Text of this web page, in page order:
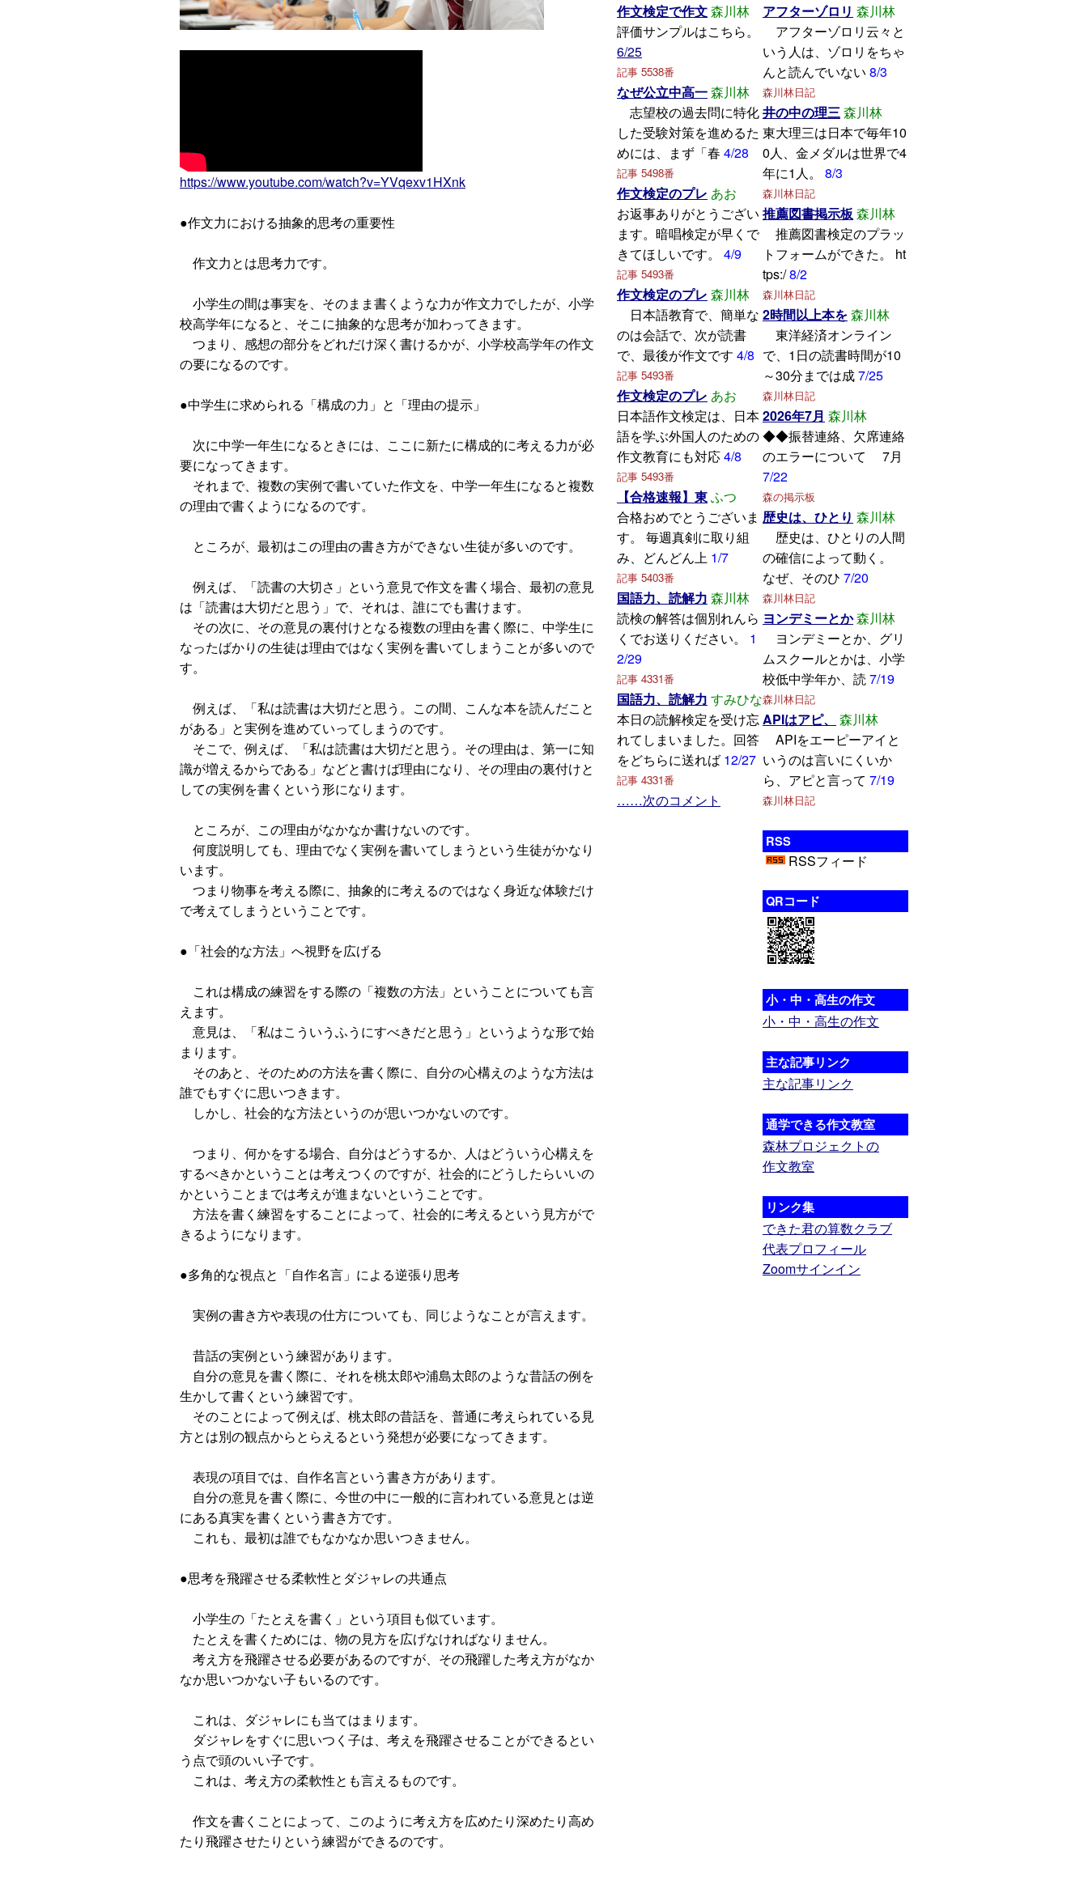
https://www.youtube.com/watch?v=YVqexv1HXnk
●作文力における抽象的思考の重要性
作文力とは思考力です。
小学生の間は事実を、そのまま書くような力が作文力でしたが、小学
校高学年になると、そこに抽象的な思考が加わってきます。
つまり、感想の部分をどれだけ深く書けるかが、小学校高学年の作文
の要になるのです。
●中学生に求められる「構成の力」と「理由の提示」
次に中学一年生になるときには、ここに新たに構成的に考える力が必
要になってきます。
それまで、複数の実例で書いていた作文を、中学一年生になると複数
の理由で書くようになるのです。
ところが、最初はこの理由の書き方ができない生徒が多いのです。
例えば、「読書の大切さ」という意見で作文を書く場合、最初の意見
は「読書は大切だと思う」で、それは、誰にでも書けます。
その次に、その意見の裏付けとなる複数の理由を書く際に、中学生に
なったばかりの生徒は理由ではなく実例を書いてしまうことが多いので
す。
例えば、「私は読書は大切だと思う。この間、こんな本を読んだこと
がある」と実例を進めていってしまうのです。
そこで、例えば、「私は読書は大切だと思う。その理由は、第一に知
識が増えるからである」などと書けば理由になり、その理由の裏付けと
しての実例を書くという形になります。
ところが、この理由がなかなか書けないのです。
何度説明しても、理由でなく実例を書いてしまうという生徒がかなり
います。
つまり物事を考える際に、抽象的に考えるのではなく身近な体験だけ
で考えてしまうということです。
●「社会的な方法」へ視野を広げる
これは構成の練習をする際の「複数の方法」ということについても言
えます。
意見は、「私はこういうふうにすべきだと思う」というような形で始
まります。
そのあと、そのための方法を書く際に、自分の心構えのような方法は
誰でもすぐに思いつきます。
しかし、社会的な方法というのが思いつかないのです。
つまり、何かをする場合、自分はどうするか、人はどういう心構えを
するべきかということは考えつくのですが、社会的にどうしたらいいの
かということまでは考えが進まないということです。
方法を書く練習をすることによって、社会的に考えるという見方がで
きるようになります。
●多角的な視点と「自作名言」による逆張り思考
実例の書き方や表現の仕方についても、同じようなことが言えます。
昔話の実例という練習があります。
自分の意見を書く際に、それを桃太郎や浦島太郎のような昔話の例を
生かして書くという練習です。
そのことによって例えば、桃太郎の昔話を、普通に考えられている見
方とは別の観点からとらえるという発想が必要になってきます。
表現の項目では、自作名言という書き方があります。
自分の意見を書く際に、今世の中に一般的に言われている意見とは逆
にある真実を書くという書き方です。
これも、最初は誰でもなかなか思いつきません。
●思考を飛躍させる柔軟性とダジャレの共通点
小学生の「たとえを書く」という項目も似ています。
たとえを書くためには、物の見方を広げなければなりません。
考え方を飛躍させる必要があるのですが、その飛躍した考え方がなか
なか思いつかない子もいるのです。
これは、ダジャレにも当てはまります。
ダジャレをすぐに思いつく子は、考えを飛躍させることができるとい
う点で頭のいい子です。
これは、考え方の柔軟性とも言えるものです。
作文を書くことによって、このように考え方を広めたり深めたり高め
たり飛躍させたりという練習ができるのです。
作文検定で作文森川林
評価サンプルはこちら。
6/25
記事 5538番
なぜ公立中高一森川林
志望校の過去問に特化
した受験対策を進めるた
めには、まず「春 4/28
記事 5498番
作文検定のプレ あお
お返事ありがとうござい
ます。暗唱検定が早くで
きてほしいです。
4/9
記事 5493番
作文検定のプレ 森川林
日本語教育で、簡単な
のは会話で、次が読書
で、最後が作文です 4/8
記事 5493番
作文検定のプレ あお
日本語作文検定は、日本
語を学ぶ外国人のための
作文教育にも対応4/8
記事 5493番
【合格速報】東ふつ
合格おめでとうございま
す。 毎週真剣に取り組
み、どんどん上 1/7
記事 5403番
国語力、読解力 森川林
読検の解答は個別れんら
くでお送りください。
1
2/29
記事 4331番
国語力、読解力 すみひな
本日の読解検定を受け忘
れてしまいました。回答
をどちらに送れば 12/27
記事 4331番
……次のコメント
アフターゾロリ 森川林
アフターゾロリ云々と
いう人は、ゾロリをちゃ
んと読んでいない 8/3
森川林日記
井の中の理三森川林
東大理三は日本で毎年10
0人、金メダルは世界で4
年に1人。 8/3
森川林日記
推薦図書掲示板森川林
推薦図書検定のプラッ
トフォームができた。 ht
tps:/8/2
森川林日記
2時間以上本を森川林
東洋経済オンライン
で、1日の読書時間が10
～30分までは成7/25
森川林日記
2026年7月 森川林
◆◆振替連絡、欠席連絡
のエラーについて 7月
7/22
森の掲示板
歴史は、ひとり 森川林
歴史は、ひとりの人間
の確信によって動く。
なぜ、そのひ 7/20
森川林日記
ヨンデミーとか森川林
ヨンデミーとか、グリ
ムスクールとかは、小学
校低中学年か、読7/19
森川林日記
APIはアピ、
森川林
APIをエーピーアイと
いうのは言いにくいか
ら、アピと言って 7/19
森川林日記
RSS
RSSフィード
QRコード
小・中・高生の作文
小・中・高生の作文
主な記事リンク
主な記事リンク
通学できる作文教室
森林プロジェクトの
作文教室
リンク集
できた君の算数クラブ
代表プロフィール
Zoomサインイン